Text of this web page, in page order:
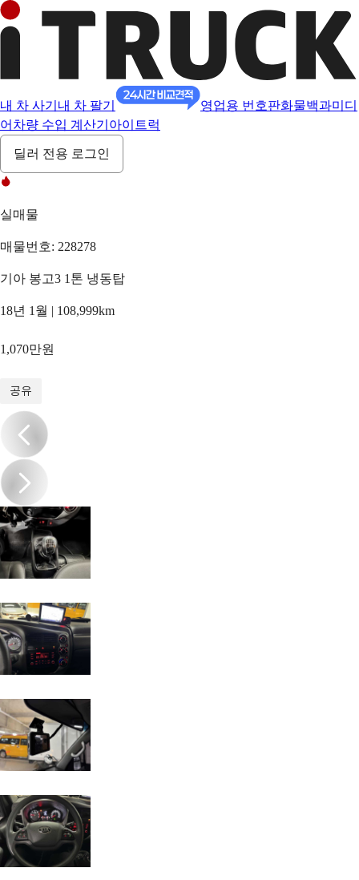
내 차 사기 내 차 팔기 영업용 번호판화물백과미디
어 차량 수입 계산기 아이트럭
딜러 전용 로그인
실매물
매물번호: 228278
기아 봉고3 1톤 냉동탑
18년 1월 | 108,999km
1,070만원
공유
/16